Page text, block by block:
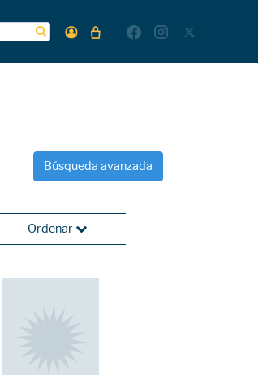
Búsqueda avanzada
Ordenar